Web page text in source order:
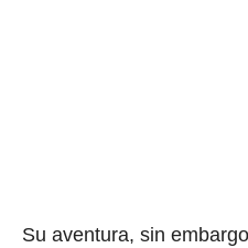
Su aventura, sin